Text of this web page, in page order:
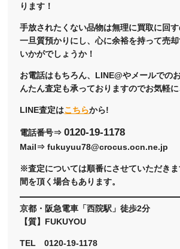
ります！
手放されたくない品物は無理に買取に回す
一旦質預かりにし、心に余裕を持って売
いかがでしょうか！
お電話はもちろん、LINE@やメールでの
んたん査定も承っておりますのでお気軽
LINE査定はこちらから!
電話番号⇒0120-19-1178
Mail⇒ fukuyuu78@crocus.ocn.ne.jp
※査定については順番にさせていただき
間を頂く場合もあります。
京都・阪急電車「西院駅」徒歩2分
【質】FUKUYOU
TEL 0120-19-1178